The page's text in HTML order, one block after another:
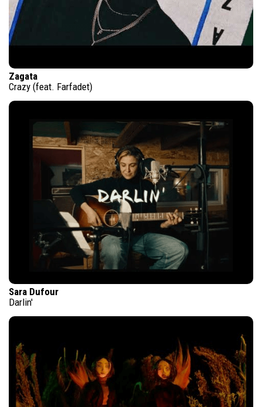
Zagata
Crazy (feat. Farfadet)
Sara Dufour
Darlin'